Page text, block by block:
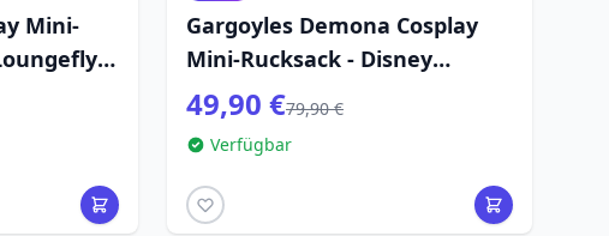
Mini-
Gargoyles Demona Cosplay
Mini-Rucksack - Disney
Loungefly
49,90 €79,90 €
Verfügbar